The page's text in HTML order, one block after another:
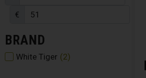
€
BRAND
White Tiger (2)